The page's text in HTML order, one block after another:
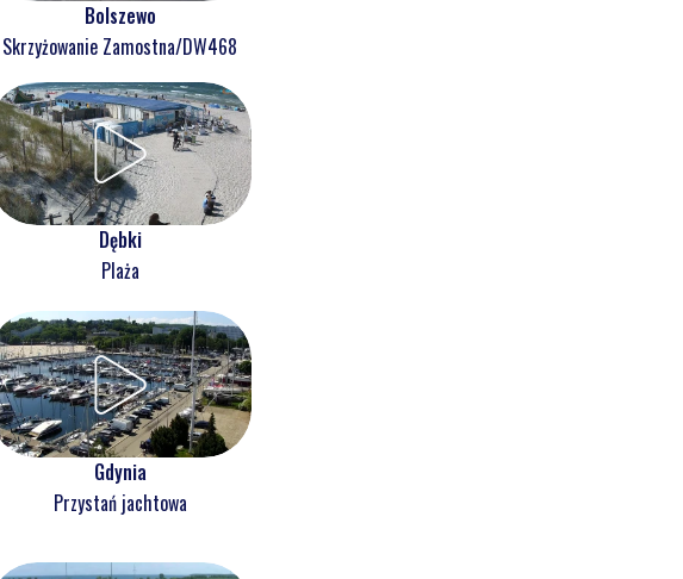
Bolszewo
Skrzyżowanie Zamostna/DW468
Dębki
Plaża
Gdynia
Przystań jachtowa